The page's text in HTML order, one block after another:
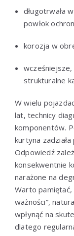
długotrwała
powłok
korozja w
strukturalne
W wielu
lat, technicy
komponentów.
kurtyna
Odpowiedź
konsekwentnie
narażone na
Warto
ważności”,
wpłynąć na
dlatego